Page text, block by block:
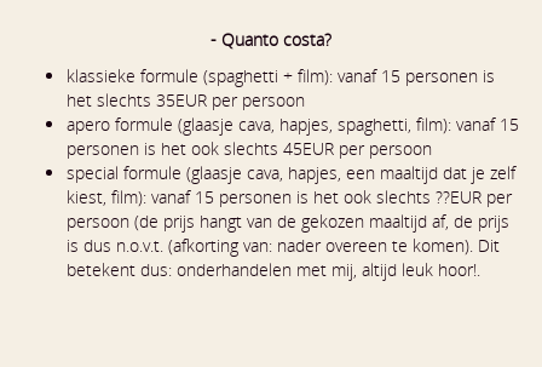
- Quanto costa?
klassieke formule (spaghetti + film): vanaf 15 personen is
het slechts 35EUR per persoon
apero formule (glaasje cava, hapjes, spaghetti, film): vanaf 15
personen is het ook slechts 45EUR per persoon
special formule (glaasje cava, hapjes, een maaltijd dat je zelf
kiest, film): vanaf 15 personen is het ook slechts ??EUR per
persoon (de prijs hangt van de gekozen maaltijd af, de prijs
is dus n.o.v.t. (afkorting van: nader overeen te komen). Dit
betekent dus: onderhandelen met mij, altijd leuk hoor!.